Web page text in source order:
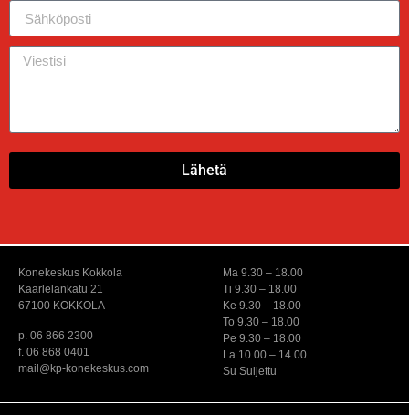
Lähetä
Konekeskus Kokkola
Kaarlelankatu 21
67100 KOKKOLA
p. 06 866 2300
f. 06 868 0401
mail@kp-konekeskus.com
Ma 9.30 – 18.00
Ti 9.30 – 18.00
Ke 9.30 – 18.00
To 9.30 – 18.00
Pe 9.30 – 18.00
La 10.00 – 14.00
Su Suljettu